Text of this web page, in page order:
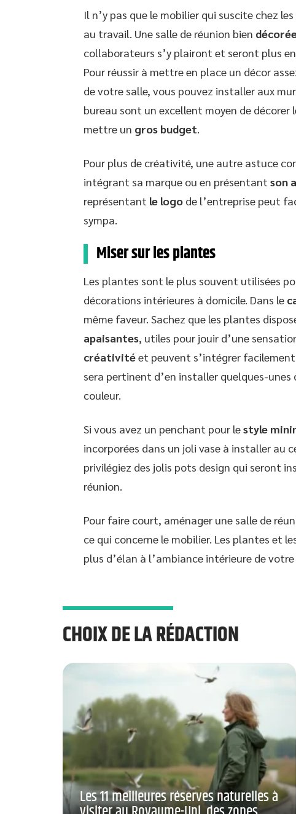
Il n’y pas que le mobilier qui suscite chez
au travail. Une salle de réunion bien
collaborateurs s’y plairont et seront plus
Pour réussir à mettre en place un décor
de votre salle, vous pouvez installer aux
bureau sont un excellent moyen de décorer
mettre un gros budget.
Pour plus de créativité, une autre astuce
intégrant sa marque ou en présentant son
représentant le logo de l’entreprise peut
sympa.
Miser sur les plantes
Les plantes sont le plus souvent utilisées
décorations intérieures à domicile. Dans le
même faveur. Sachez que les plantes
apaisantes, utiles pour jouir d’une
créativitéet peuvent s’intégrer
sera pertinent d’en installer quelques-
couleur.
Si vous avez un penchant pour lestyle
incorporées dans un joli vase à installer au
privilégiez des jolis pots design qui seront
réunion.
Pour faire court, aménager une salle de
ce qui concerne le mobilier. Les plantes et
plus d’élan à l’ambiance intérieure de
CHOIX DE LA RÉDACTION
Les 11 meilleures réserves naturelles à